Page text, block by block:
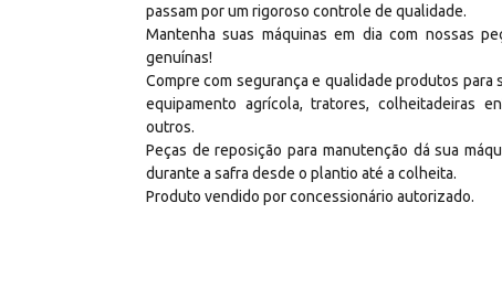
passam por um rigoroso controle de qualidade.
Mantenha suas máquinas em dia com nossas
genuínas!
Compre com segurança e qualidade produtos para
equipamento agrícola, tratores, colheitadeiras
outros.
Peças de reposição para manutenção dá sua
durante a safra desde o plantio até a colheita.
Produto vendido por concessionário autorizado.